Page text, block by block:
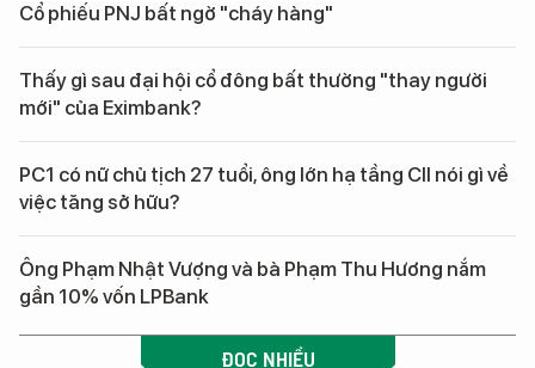
Cổ phiếu PNJ bất ngờ "cháy hàng"
Thấy gì sau đại hội cổ đông bất thường "thay người
mới" của Eximbank?
PC1 có nữ chủ tịch 27 tuổi, ông lớn hạ tầng CII nói gì về
việc tăng sở hữu?
Ông Phạm Nhật Vượng và bà Phạm Thu Hương nắm
gần 10% vốn LPBank
ĐỌC NHIỀU